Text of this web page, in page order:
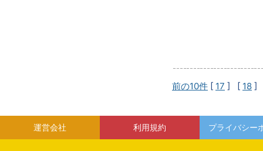
前の10件 [ 17 ] [ 18 ]
運営会社 利用規約 プライバシー